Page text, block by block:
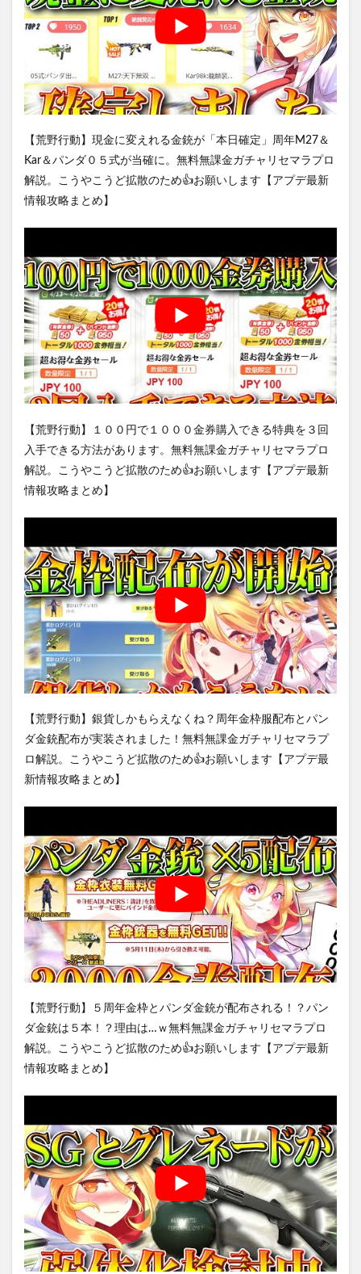
【荒野行動】現金に変えれる金銃が「本日確定」周年M27＆
Kar＆パンダ０５式が当確に。無料無課金ガチャリセマラプロ
解説。こうやこうど拡散のため👍お願いします【アプデ最新
情報攻略まとめ】
【荒野行動】１００円で１０００金券購入できる特典を３回
入手できる方法があります。無料無課金ガチャリセマラプロ
解説。こうやこうど拡散のため👍お願いします【アプデ最新
情報攻略まとめ】
【荒野行動】銀貨しかもらえなくね？周年金枠服配布とパン
ダ金銃配布が実装されました！無料無課金ガチャリセマラプ
ロ解説。こうやこうど拡散のため👍お願いします【アプデ最
新情報攻略まとめ】
【荒野行動】５周年金枠とパンダ金銃が配布される！？パン
ダ金銃は５本！？理由は…ｗ無料無課金ガチャリセマラプロ
解説。こうやこうど拡散のため👍お願いします【アプデ最新
情報攻略まとめ】